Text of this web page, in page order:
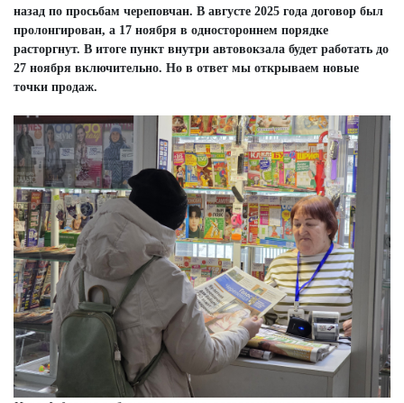
назад по просьбам череповчан. В августе 2025 года договор был
пролонгирован, а 17 ноября в одностороннем порядке
расторгнут. В итоге пункт внутри автовокзала будет работать до
27 ноября включительно. Но в ответ мы открываем новые
точки продаж.